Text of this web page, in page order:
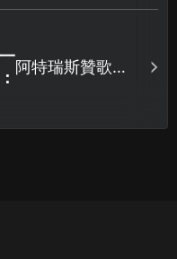
阿特瑞斯贊歌加
無阻！